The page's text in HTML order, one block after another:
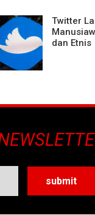
Twitter
dan Etnis